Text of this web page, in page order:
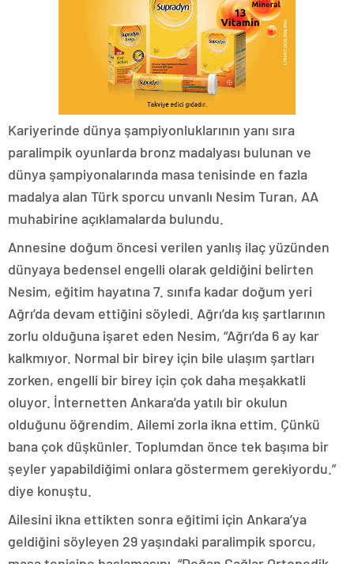
Kariyerinde dünya şampiyonluklarının yanı sıra
paralimpik oyunlarda bronz madalyası bulunan ve
dünya şampiyonalarında masa tenisinde en fazla
madalya alan Türk sporcu unvanlı Nesim Turan, AA
muhabirine açıklamalarda bulundu.
Annesine doğum öncesi verilen yanlış ilaç yüzünden
dünyaya bedensel engelli olarak geldiğini belirten
Nesim, eğitim hayatına 7. sınıfa kadar doğum yeri
Ağrı’da devam ettiğini söyledi. Ağrı’da kış şartlarının
zorlu olduğuna işaret eden Nesim, “Ağrı’da 6 ay kar
kalkmıyor. Normal bir birey için bile ulaşım şartları
zorken, engelli bir birey için çok daha meşakkatli
oluyor. İnternetten Ankara’da yatılı bir okulun
olduğunu öğrendim. Ailemi zorla ikna ettim. Çünkü
bana çok düşkünler. Toplumdan önce tek başıma bir
şeyler yapabildiğimi onlara göstermem gerekiyordu.”
diye konuştu.
Ailesini ikna ettikten sonra eğitimi için Ankara’ya
geldiğini söyleyen 29 yaşındaki paralimpik sporcu,